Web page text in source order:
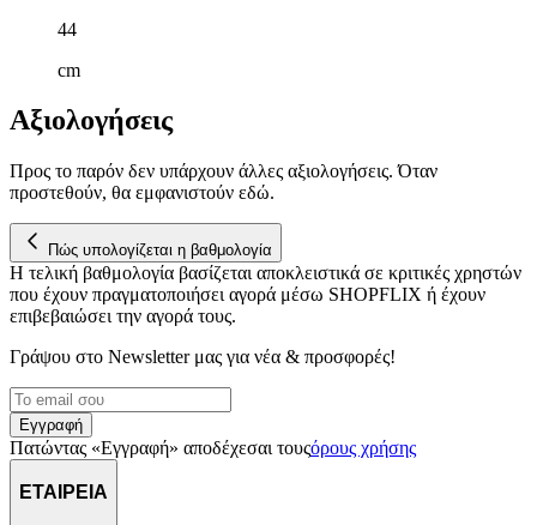
44
cm
Αξιολογήσεις
Προς το παρόν δεν υπάρχουν άλλες αξιολογήσεις. Όταν
προστεθούν, θα εμφανιστούν εδώ.
Πώς υπολογίζεται η βαθμολογία
Η τελική βαθμολογία βασίζεται αποκλειστικά σε κριτικές χρηστών
που έχουν πραγματοποιήσει αγορά μέσω SHOPFLIX ή έχουν
επιβεβαιώσει την αγορά τους.
Γράψου στο Νewsletter μας για νέα & προσφορές!
Εγγραφή
Πατώντας «Εγγραφή» αποδέχεσαι τουςόρους χρήσης
ΕΤΑΙΡΕΙΑ